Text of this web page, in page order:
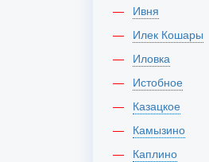
Ивня
Илек Кошары
Иловка
Истобное
Казацкое
Камызино
Каплино